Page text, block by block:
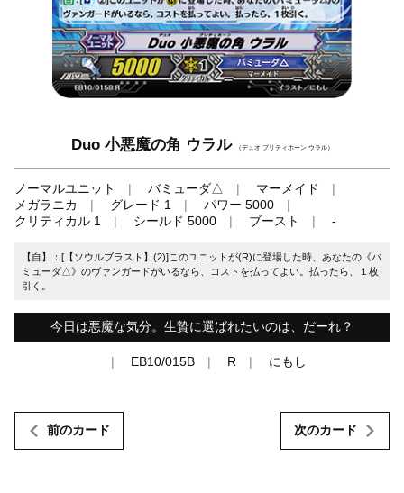
Duo 小悪魔の角 ウラル （デュオ プリティホーン ウラル）
ノーマルユニット バミューダ△
マーメイド
メガラニカ
グレード 1
パワー 5000
クリティカル 1
シールド 5000 ブースト -
【自】：[【ソウルブラスト】(2)]このユニットが(R)に登場した時、あなたの《バ
ミューダ△》のヴァンガードがいるなら、コストを払ってよい。払ったら、１枚
引く。
今日は悪魔な気分。生贄に選ばれたいのは、だーれ？
EB10/015B R にもし
前のカード 次のカード